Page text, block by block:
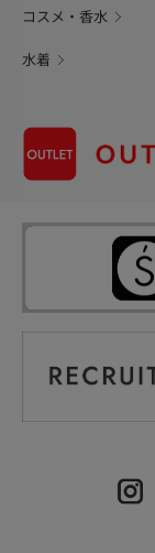
コスメ・香水
水着